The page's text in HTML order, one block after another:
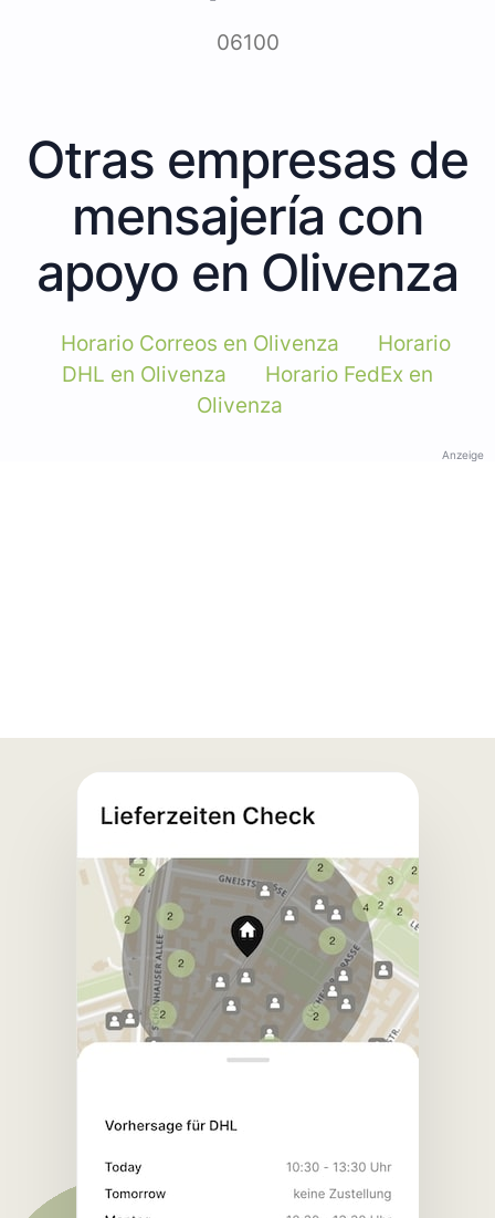
06100
Otras empresas de
mensajería con
apoyo en Olivenza
Horario Correos en Olivenza
Horario
DHL en Olivenza
Horario FedEx en
Olivenza
Anzeige